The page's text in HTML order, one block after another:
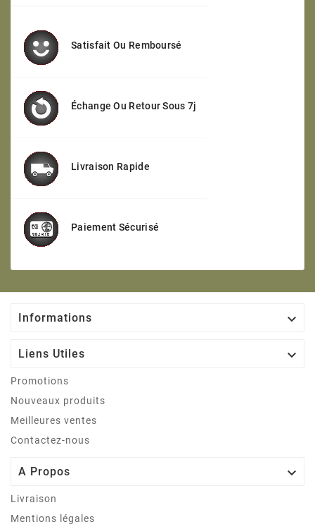
Satisfait Ou Remboursé
Échange Ou Retour Sous 7j
Livraison Rapide
Paiement Sécurisé
Informations 
Liens Utiles 
Promotions
Nouveaux produits
Meilleures ventes
Contactez-nous
A Propos 
Livraison
Mentions légales